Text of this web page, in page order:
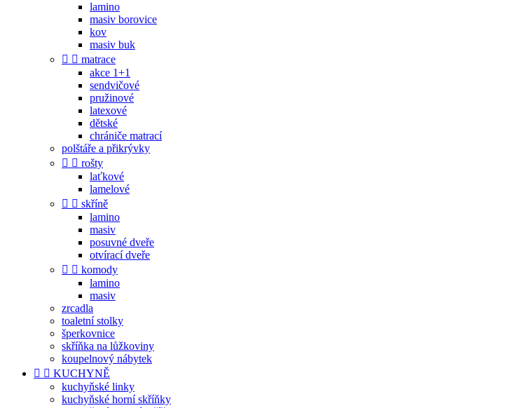
lamino
masiv borovice
kov
masiv buk
  matrace
akce 1+1
sendvičové
pružinové
latexové
dětské
chrániče matrací
polštáře a přikrývky
  rošty
laťkové
lamelové
  skříně
lamino
masiv
posuvné dveře
otvírací dveře
  komody
lamino
masiv
zrcadla
toaletní stolky
šperkovnice
skříňka na lůžkoviny
koupelnový nábytek
  KUCHYNĚ
kuchyňské linky
kuchyňské horní skříňky